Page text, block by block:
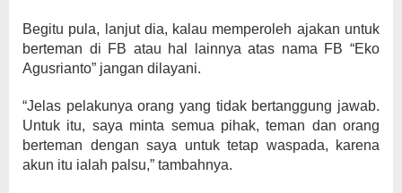
Begitu pula, lanjut dia, kalau memperoleh ajakan untuk
berteman di FB atau hal lainnya atas nama FB “Eko
Agusrianto” jangan dilayani.
“Jelas pelakunya orang yang tidak bertanggung jawab.
Untuk itu, saya minta semua pihak, teman dan orang
berteman dengan saya untuk tetap waspada, karena
akun itu ialah palsu,” tambahnya.